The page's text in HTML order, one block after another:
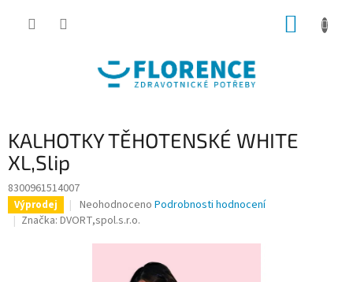
KALHOTKY TĚHOTENSKÉ WHITE
XL,Slip
8300961514007
Výprodej
Průměrné
hodnocení
Neohodnoceno Podrobnosti hodnocení
Značka: DVORT,spol.s.r.o.